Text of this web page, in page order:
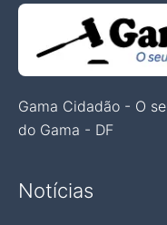
Gama Cidadão - O
do Gama - DF
Notícias